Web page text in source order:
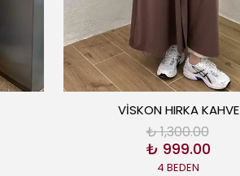
VİSKON HIRKA KAHVE
₺ 1,300.00
₺ 999.00
4 BEDEN